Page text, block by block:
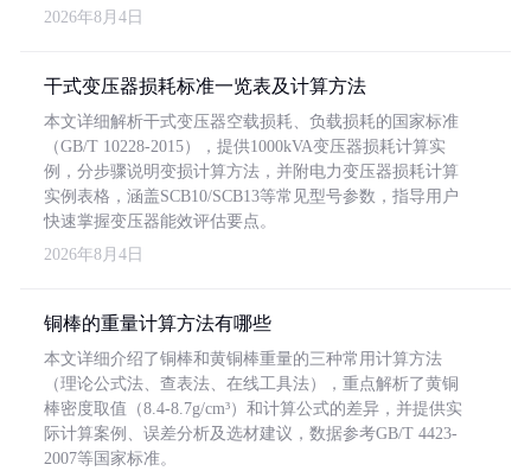
2026年8月4日
干式变压器损耗标准一览表及计算方法
本文详细解析干式变压器空载损耗、负载损耗的国家标准
（GB/T 10228-2015），提供1000kVA变压器损耗计算实
例，分步骤说明变损计算方法，并附电力变压器损耗计算
实例表格，涵盖SCB10/SCB13等常见型号参数，指导用户
快速掌握变压器能效评估要点。
2026年8月4日
铜棒的重量计算方法有哪些
本文详细介绍了铜棒和黄铜棒重量的三种常用计算方法
（理论公式法、查表法、在线工具法），重点解析了黄铜
棒密度取值（8.4-8.7g/cm³）和计算公式的差异，并提供实
际计算案例、误差分析及选材建议，数据参考GB/T 4423-
2007等国家标准。